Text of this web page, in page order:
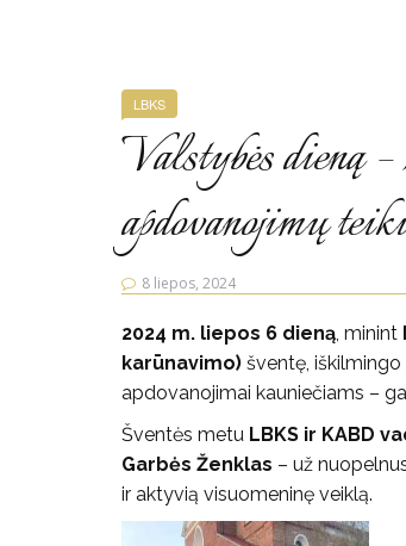
LBKS
Valstybės dieną
apdovanojimų
8 liepos, 2024
2024 m. liepos 6 dieną, minint
karūnavimo) šventę,
apdovanojimai kauniečiams –
Šventės metu LBKS ir KABD
Garbės Ženklas – už
ir aktyvią visuomeninę veiklą.